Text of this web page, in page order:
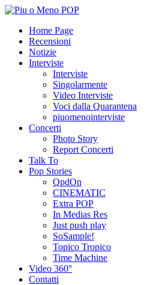
Home Page
Recensioni
Notizie
Interviste
Interviste
Singolarmente
Video Interviste
Voci dalla Quarantena
piuomenointerviste
Concerti
Photo Story
Report Concerti
Talk To
Pop Stories
QpdOn
CINEMATIC
Extra POP
In Medias Res
Just push play
SoSample!
Topico Tropico
Time Machine
Video 360°
Contatti